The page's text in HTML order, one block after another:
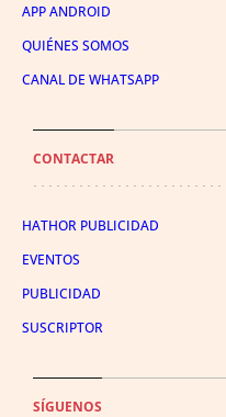
APP ANDROID
QUIÉNES SOMOS
CANAL DE WHATSAPP
CONTACTAR
HATHOR PUBLICIDAD
EVENTOS
PUBLICIDAD
SUSCRIPTOR
SÍGUENOS